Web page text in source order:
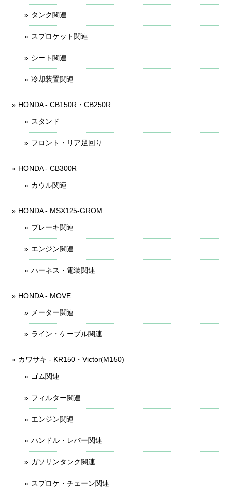
タンク関連
スプロケット関連
シート関連
冷却装置関連
HONDA - CB150R・CB250R
スタンド
フロント・リア足回り
HONDA - CB300R
カウル関連
HONDA - MSX125-GROM
ブレーキ関連
エンジン関連
ハーネス・電装関連
HONDA - MOVE
メーター関連
ライン・ケーブル関連
カワサキ - KR150・Victor(M150)
ゴム関連
フィルター関連
エンジン関連
ハンドル・レバー関連
ガソリンタンク関連
スプロケ・チェーン関連